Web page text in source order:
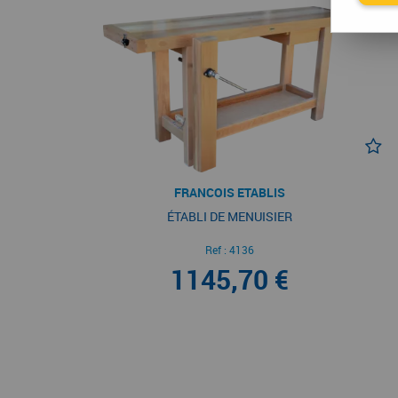
FRANCOIS ETABLIS
ÉTABLI DE MENUISIER
Ref :4136
1145,70 €